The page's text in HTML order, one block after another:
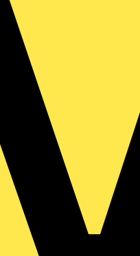
Richtlinie 2005/32/EG
grundlegend verndert. In
Wunsch nach einer
LEDs etablieren sich
fr unterschiedlichste
wie im gewerblichen
und im Einzelhandel.
Leuchtmittel in Gebrauch
bentigt. 2 |
ZXMEG1972_FO-
2 03. 2015 |
ist nur so gut
mussten bisher
mit verschiedenen,